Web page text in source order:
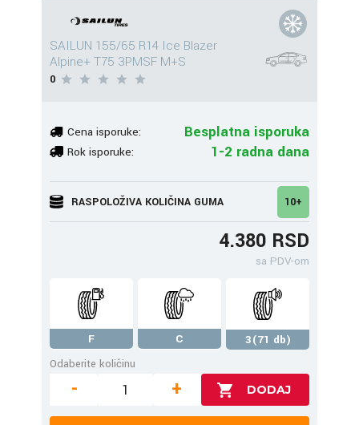
SAILUN 155/65 R14 Ice Blazer
Alpine+ T75 3PMSF M+S
0
Cena isporuke: Besplatna isporuka
Rok isporuke: 1-2 radna dana
RASPOLOŽIVA KOLIČINA GUMA 10+
4.380 RSD
sa PDV-om
F C
3(71 db)
Odaberite količinu
- +